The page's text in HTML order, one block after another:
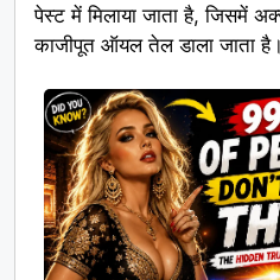
पेस्ट में मिलाया जाता है, जिसमें
काजीपूत ऑयल तेल डाला जाता है।